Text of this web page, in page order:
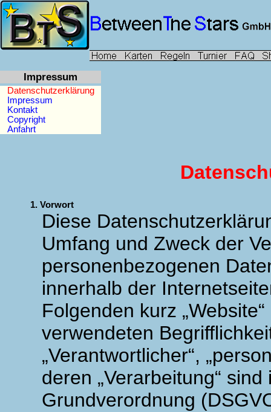
Impressum
Datenschutzerklärung
Impressum
Kontakt
Copyright
Anfahrt
1. Vorwort
Diese
Umfang und Zweck der
personenbezogenen
innerhalb der
Folgenden kurz
verwendeten
„Verantwortlicher“,
deren „Verarbeitung“
Grundverordnung